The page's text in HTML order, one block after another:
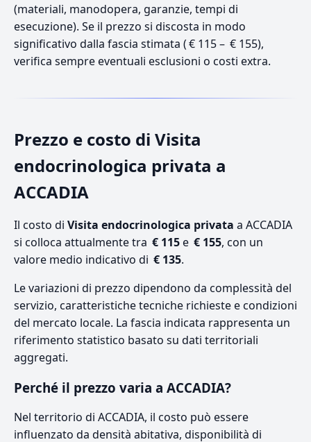
(materiali, manodopera, garanzie, tempi di
esecuzione). Se il prezzo si discosta in modo
significativo dalla fascia stimata ( € 115 – € 155),
verifica sempre eventuali esclusioni o costi extra.
Prezzo e costo di Visita
endocrinologica privata a
ACCADIA
Il costo di Visita endocrinologica privata a ACCADIA
si colloca attualmente tra € 115e € 155, con un
valore medio indicativo di € 135.
Le variazioni di prezzo dipendono da complessità del
servizio, caratteristiche tecniche richieste e condizioni
del mercato locale. La fascia indicata rappresenta un
riferimento statistico basato su dati territoriali
aggregati.
Perché il prezzo varia a ACCADIA?
Nel territorio di ACCADIA, il costo può essere
influenzato da densità abitativa, disponibilità di